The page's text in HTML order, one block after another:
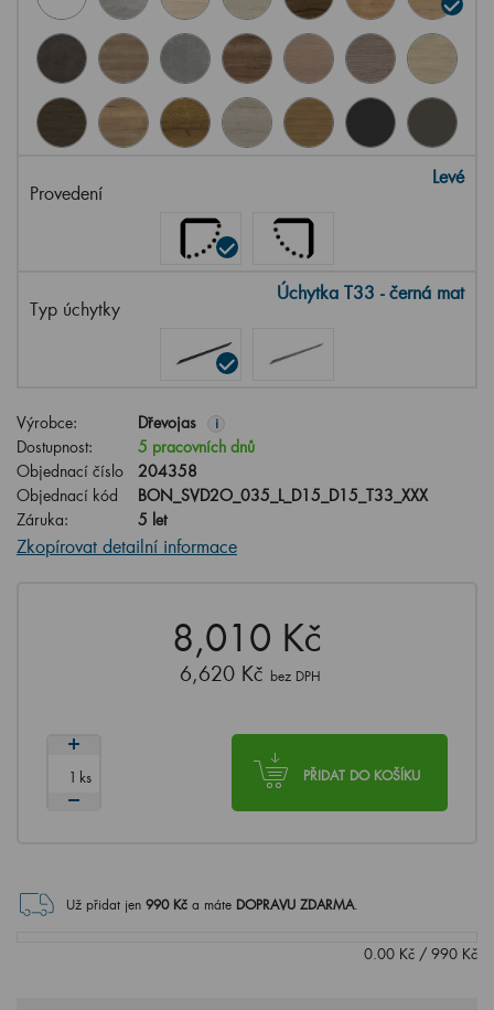
Provedení
Levé
Typ úchytky
Úchytka T33 - černá mat
Výrobce: Dřevojas i
Dostupnost:
5 pracovních dnů
Objednací číslo
204358
Objednací kód
BON_SVD2O_035_L_D15_D15_T33_XXX
Záruka:
5 let
Zkopírovat detailní informace
8,010 Kč
6,620 Kč bez DPH
PŘIDAT DO KOŠÍKU
ks
Už přidat jen 990Kč a máte DOPRAVU ZDARMA.
0.00 Kč / 990 Kč